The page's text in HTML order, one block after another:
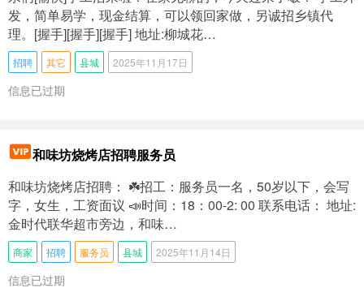
发，简单易学，现金结算，可以领回家做，另诚招乡镇代
理。[握手][握手][握手] 地址:柳城花…
招聘 其它 县城 2025年11月17日
信息已过期
和味坊烧烤店招聘服务员
和味坊烧烤店招聘： ☘️招工：服务员一名，50岁以下，会写
字，女生，工资面议 📣时间：18：00-2: 00 联系电话： 地址:
金时代联华超市旁边，和味…
商家 招聘 服务员 县城 2025年11月14日
信息已过期